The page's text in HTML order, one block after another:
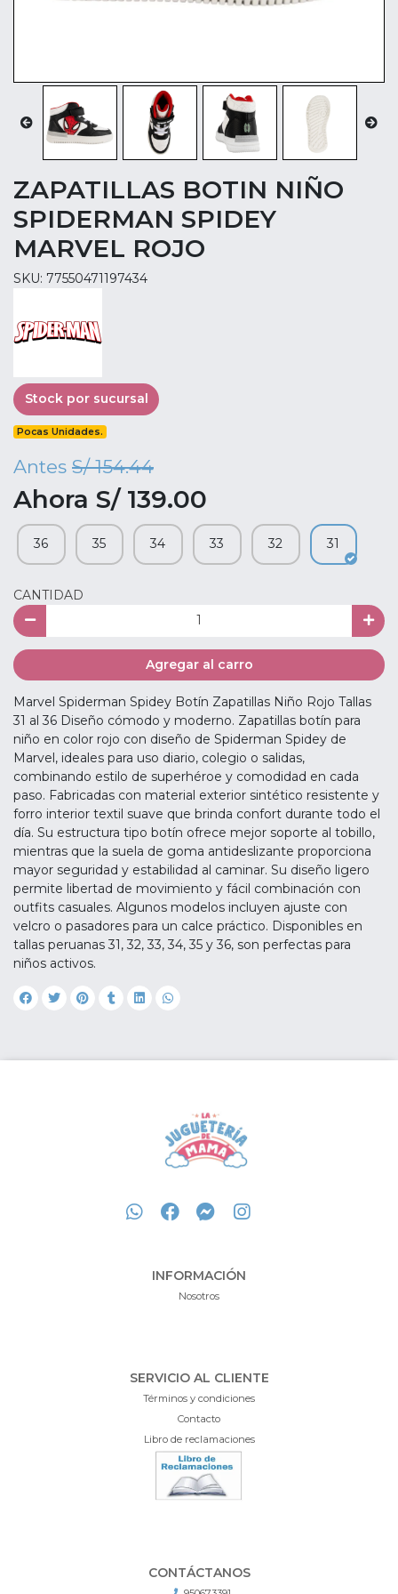
ZAPATILLAS BOTIN NIÑO
SPIDERMAN SPIDEY
MARVEL ROJO
SKU: 77550471197434
Stock por sucursal
Pocas Unidades.
Antes S/ 154.44
Ahora S/ 139.00
36 35 34 33 32 31
CANTIDAD
Agregar al carro
Marvel Spiderman Spidey Botín Zapatillas Niño Rojo Tallas
31 al 36 Diseño cómodo y moderno. Zapatillas botín para
niño en color rojo con diseño de Spiderman Spidey de
Marvel, ideales para uso diario, colegio o salidas,
combinando estilo de superhéroe y comodidad en cada
paso. Fabricadas con material exterior sintético resistente y
forro interior textil suave que brinda confort durante todo el
día. Su estructura tipo botín ofrece mejor soporte al tobillo,
mientras que la suela de goma antideslizante proporciona
mayor seguridad y estabilidad al caminar. Su diseño ligero
permite libertad de movimiento y fácil combinación con
outfits casuales. Algunos modelos incluyen ajuste con
velcro o pasadores para un calce práctico. Disponibles en
tallas peruanas 31, 32, 33, 34, 35 y 36, son perfectas para
niños activos.
INFORMACIÓN
Nosotros
SERVICIO AL CLIENTE
Términos y condiciones
Contacto
Libro de reclamaciones
CONTÁCTANOS